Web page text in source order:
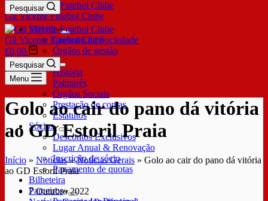
Gil Vicente Futebol Clube
Pesquisar
SDUQ
Contrato de Sociedade
Órgãos de gestão
Clube
História
Palmarés
Órgãos Sociais
Prestação de contas
Estatutos
Sócios
Descontos Exclusivos
Lugar Anual & Renovação
Inscrição de sócio
Pagamento de quotas
Bilheteira
Parceiros
Gil Vicente Futebol Clube
€0,00
Pesquisar
Menu
Golo ao cair do pano dá vitória
ao GD Estoril Praia
Início » Notícias»Notícias Gerais » Golo ao cair do pano dá vitória
ao GD Estoril Praia
7 Outubro 2022